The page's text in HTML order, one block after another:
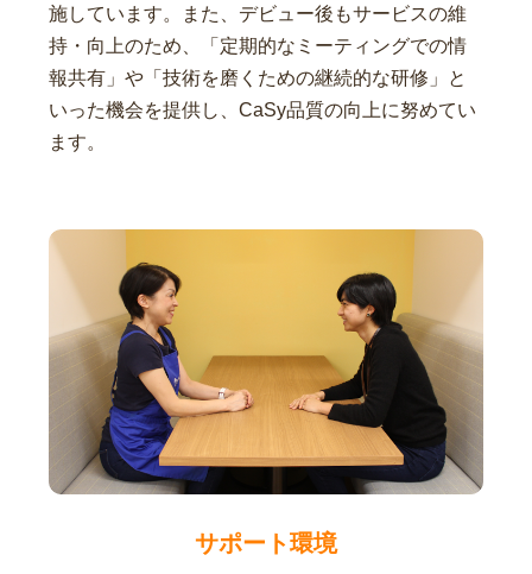
施しています。また、デビュー後もサービスの維
持・向上のため、「定期的なミーティングでの情
報共有」や「技術を磨くための継続的な研修」と
いった機会を提供し、CaSy品質の向上に努めてい
ます。
サポート環境